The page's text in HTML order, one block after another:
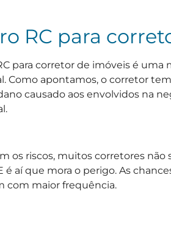
RC para
para corretor de imóveis é
Como apontamos, o corretor
causado aos envolvidos na
os riscos, muitos corretores
é aí que mora o perigo. As
com maior frequência.